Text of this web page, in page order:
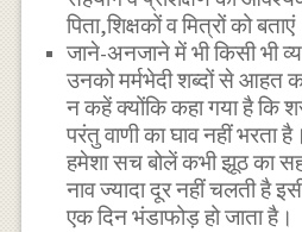
पिता,शिक्षकों व मित्रों को
जाने-अनजाने में भी किसी भी
उनको मर्मभेदी शब्दों से आहत
न कहें क्योंकि कहा गया है कि
परंतु वाणी का घाव नहीं भरता है।
हमेशा सच बोलें कभी झूठ का
नाव ज्यादा दूर नहीं चलती है
एक दिन भंडाफोड़ हो जाता है।